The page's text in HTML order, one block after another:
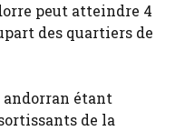
peut atteindre 4
des quartiers de
étant
de la